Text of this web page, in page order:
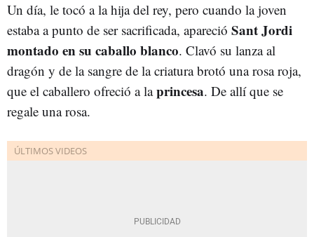
Un día, le tocó a la hija del rey, pero cuando la joven
estaba a punto de ser sacrificada, apareció Sant Jordi
montado en su caballo blanco. Clavó su lanza al
dragón y de la sangre de la criatura brotó una rosa roja,
que el caballero ofreció a laprincesa. De allí que se
regale una rosa.